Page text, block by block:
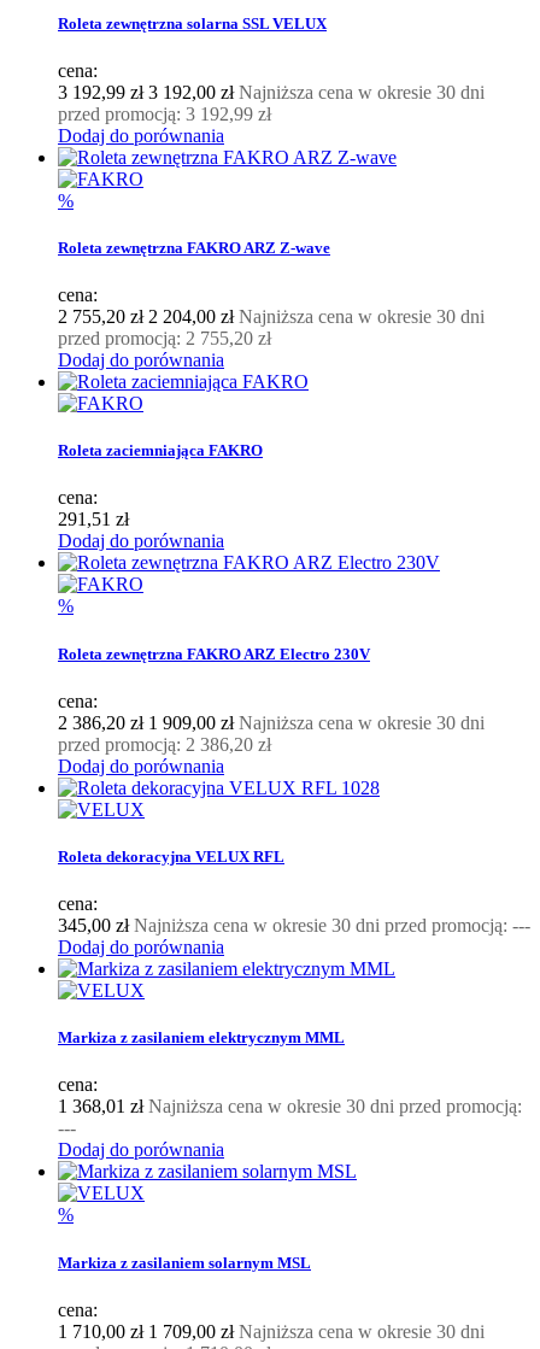
Roleta zewnętrzna solarna SSL VELUX
cena:
3 192,99 zł3 192,00 złNajniższa cena w okresie 30 dni
przed promocją: 3 192,99 zł
Dodaj do porównania
%
Roleta zewnętrzna FAKRO ARZ Z-wave
cena:
2 755,20 zł 2 204,00 złNajniższa cena w okresie 30 dni
przed promocją: 2 755,20 zł
Dodaj do porównania
Roleta zaciemniająca FAKRO
cena:
291,51 zł
Dodaj do porównania
%
Roleta zewnętrzna FAKRO ARZ Electro 230V
cena:
2 386,20 zł 1 909,00 złNajniższa cena w okresie 30 dni
przed promocją: 2 386,20 zł
Dodaj do porównania
Roleta dekoracyjna VELUX RFL
cena:
345,00 złNajniższa cena w okresie 30 dni przed promocją: ---
Dodaj do porównania
Markiza z zasilaniem elektrycznym MML
cena:
1 368,01 złNajniższa cena w okresie 30 dni przed promocją:
---
Dodaj do porównania
%
Markiza z zasilaniem solarnym MSL
cena:
1 710,00 zł 1 709,00 złNajniższa cena w okresie 30 dni